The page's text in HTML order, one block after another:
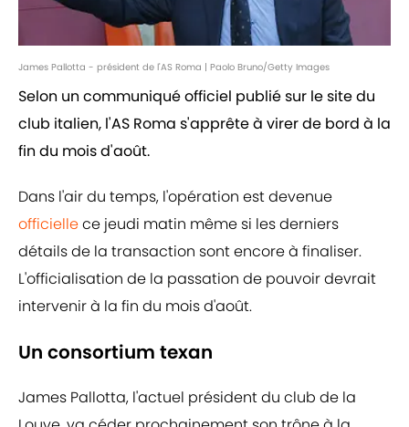
James Pallotta - président de l'AS Roma | Paolo Bruno/Getty Images
Selon un communiqué officiel publié sur le site du
club italien, l'AS Roma s'apprête à virer de bord à la
fin du mois d'août.
Dans l'air du temps, l'opération est devenue
officiellece jeudi matin même si les derniers
détails de la transaction sont encore à finaliser.
L'officialisation de la passation de pouvoir devrait
intervenir à la fin du mois d'août.
Un consortium texan
James Pallotta, l'actuel président du club de la